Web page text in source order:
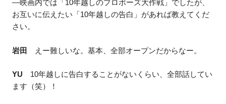
—映画内では「10年越しのプロポーズ大作戦」でしたが、
お互いに伝えたい「10年越しの告白」があれば教えてくだ
さい。
岩田 えー難しいな。基本、全部オープンだからなー。
YU 10年越しに告白することがないくらい、全部話してい
ます（笑）！